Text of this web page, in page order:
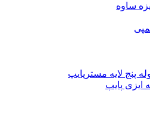
ساوه
پنج لایه مسترپایپ
ایزی پایپ